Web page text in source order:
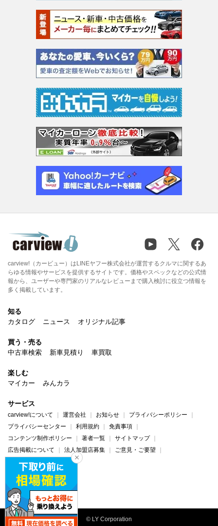
carview!（カービュー）はLINEヤフー株式会社が運営するクルマに関するあ
らゆる情報やサービスを提供するサイトです。価格やスペックなどの公式情
報から、ユーザーや専門家のリアルなレビューまで購入検討に役立つ情報を
多く掲載しています。
知る
カタログ
ニュース オリジナル記事
買う・売る
中古車検索
新車見積り 車買取
楽しむ
マイカー
みんカラ
サービス
carview!について 運営会社 お知らせ
プライバシーポリシー
プライバシーセンター
利用規約
免責事項
コンテンツ制作ポリシー
著者一覧
サイトマップ
広告掲載について
法人加盟店募集
ご意見・ご要望
ヘルプ・お問い合わせ
carview! Yahoo! JAPAN
© LY Corporation